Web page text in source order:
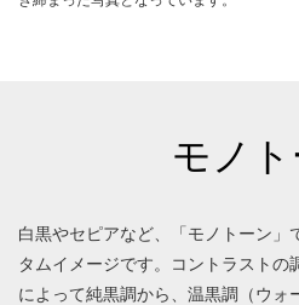
モノ
白黒やセピアなど、「モノトーン」
タムイメージです。コントラストの
によって純黒調から、温黒調（ウォ